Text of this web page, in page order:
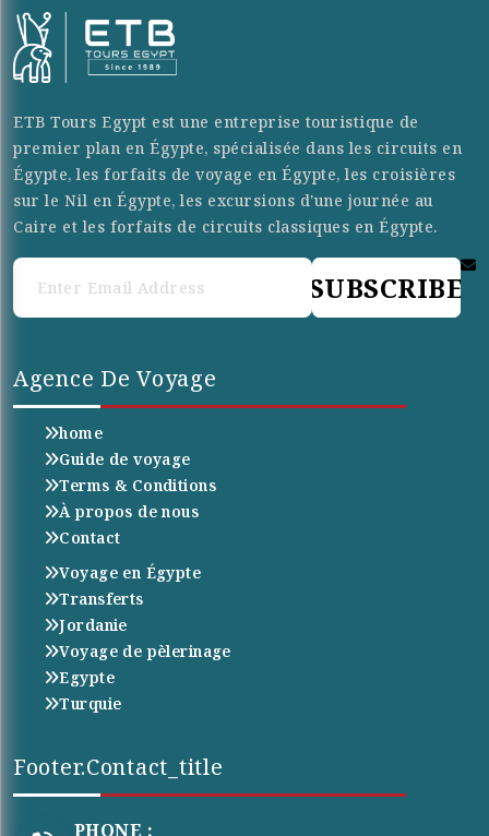
ETB Tours Egypt est une entreprise touristique de
premier plan en Égypte, spécialisée dans les circuits en
Égypte, les forfaits de voyage en Égypte, les croisières
sur le Nil en Égypte, les excursions d'une journée au
Caire et les forfaits de circuits classiques en Égypte.
SUBSCRIBE
Agence De Voyage
home
Guide de voyage
Terms & Conditions
À propos de nous
Contact
Voyage en Égypte
Transferts
Jordanie
Voyage de pèlerinage
Egypte
Turquie
Footer.contact_title
PHONE :